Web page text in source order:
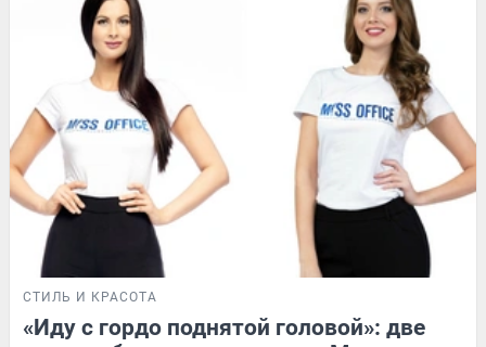
СТИЛЬ И КРАСОТА
«Иду с гордо поднятой головой»: две